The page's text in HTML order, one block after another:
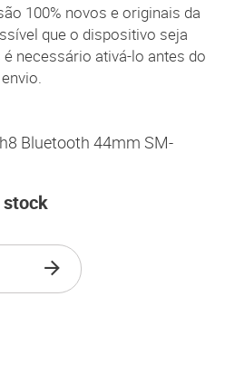
100% novos e originais da
que o dispositivo seja
necessário ativá-lo antes do
envio.
Bluetooth 44mm SM-
stock